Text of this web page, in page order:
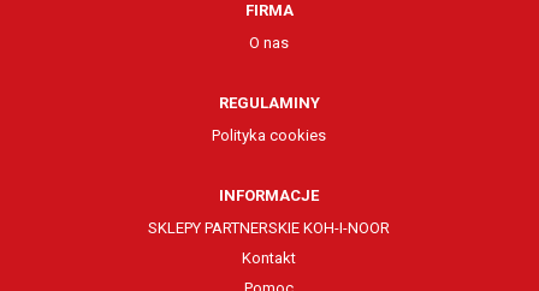
FIRMA
O nas
REGULAMINY
Polityka cookies
INFORMACJE
SKLEPY PARTNERSKIE KOH-I-NOOR
Kontakt